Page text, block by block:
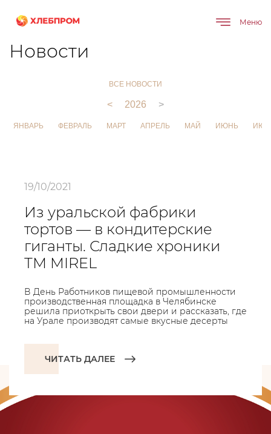
Меню
Главная О компании
Новости
ВСЕ НОВОСТИ
< 2026 >
ЯНВАРЬ ФЕВРАЛЬ МАРТ АПРЕЛЬ МАЙ ИЮНЬ
19/10/2021
Из уральской фабрики
тортов — в кондитерские
гиганты. Сладкие хроники
ТМ MIREL
В День Работников пищевой промышленности
производственная площадка в Челябинске
решила приоткрыть свои двери и рассказать, где
на Урале производят самые вкусные десерты
ЧИТАТЬ ДАЛЕЕ